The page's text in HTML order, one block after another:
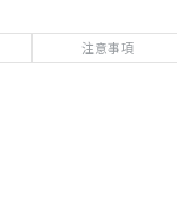
注意事項